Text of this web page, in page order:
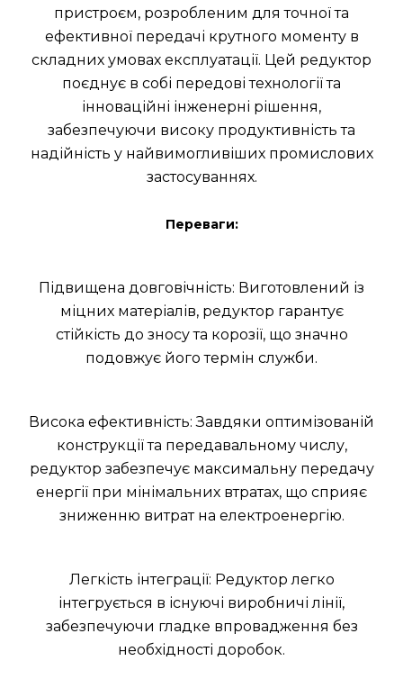
пристроєм, розробленим для точної та
ефективної передачі крутного моменту в
складних умовах експлуатації. Цей редуктор
поєднує в собі передові технології та
інноваційні інженерні рішення,
забезпечуючи високу продуктивність та
надійність у найвимогливіших промислових
застосуваннях.
Переваги:
Підвищена довговічність: Виготовлений із
міцних матеріалів, редуктор гарантує
стійкість до зносу та корозії, що значно
подовжує його термін служби.
Висока ефективність: Завдяки оптимізованій
конструкції та передавальному числу,
редуктор забезпечує максимальну передачу
енергії при мінімальних втратах, що сприяє
зниженню витрат на електроенергію.
Легкість інтеграції: Редуктор легко
інтегрується в існуючі виробничі лінії,
забезпечуючи гладке впровадження без
необхідності доробок.